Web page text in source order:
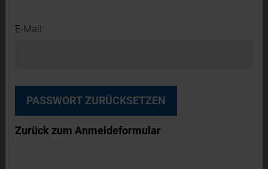
E-Mail:
Zurück zum Anmeldeformular